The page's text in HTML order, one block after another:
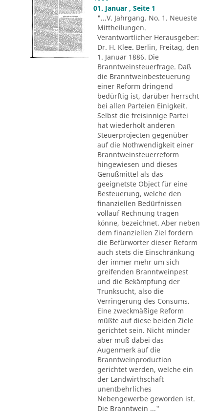
01. Januar , Seite 1
"...V. Jahrgang. No. 1. Neueste
Mittheilungen.
Verantwortlicher Herausgeber:
Dr. H. Klee. Berlin, Freitag, den
1. Januar 1886. Die
Branntweinsteuerfrage. Daß
die Branntweinbesteuerung
einer Reform dringend
bedürftig ist, darüber herrscht
bei allen Parteien Einigkeit.
Selbst die freisinnige Partei
hat wiederholt anderen
Steuerprojecten gegenüber
auf die Nothwendigkeit einer
Branntweinsteuerreform
hingewiesen und dieses
Genußmittel als das
geeignetste Object für eine
Besteuerung, welche den
finanziellen Bedürfnissen
vollauf Rechnung tragen
könne, bezeichnet. Aber neben
dem finanziellen Ziel fordern
die Befürworter dieser Reform
auch stets die Einschränkung
der immer mehr um sich
greifenden Branntweinpest
und die Bekämpfung der
Trunksucht, also die
Verringerung des Consums.
Eine zweckmäßige Reform
müßte auf diese beiden Ziele
gerichtet sein. Nicht minder
aber muß dabei das
Augenmerk auf die
Branntweinproduction
gerichtet werden, welche ein
der Landwirthschaft
unentbehrliches
Nebengewerbe geworden ist.
Die Branntwein ..."